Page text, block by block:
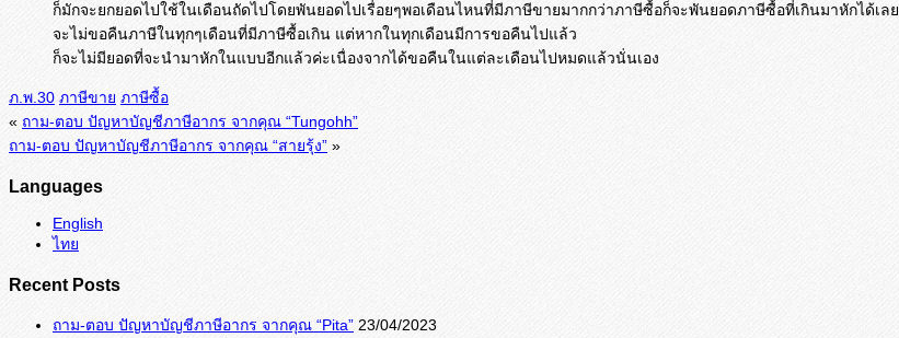
ก็มักจะยกยอดไปใช้ในเดือนถัดไปโดยพันยอดไปเรื่อยๆพอเดือนไหนที่มีภาษีขายมากกว่าภาษีซื้อก็จะพันยอดภาษีซื้อที่เกินมาหักได้เลย
จะไม่ขอคืนภาษีในทุกๆเดือนที่มีภาษีซื้อเกิน แต่หากในทุกเดือนมีการขอคืนไปแล้ว
ก็จะไม่มียอดที่จะนำมาหักในแบบอีกแล้วค่ะเนื่องจากได้ขอคืนในแต่ละเดือนไปหมดแล้วนั่นเอง
ภ.พ.30 ภาษีขาย ภาษีซื้อ
« ถาม-ตอบ ปัญหาบัญชีภาษีอากร จากคุณ “Tungohh”
ถาม-ตอบ ปัญหาบัญชีภาษีอากร จากคุณ “สายรุ้ง” »
Languages
English
ไทย
Recent Posts
ถาม-ตอบ ปัญหาบัญชีภาษีอากร จากคุณ “Pita” 23/04/2023